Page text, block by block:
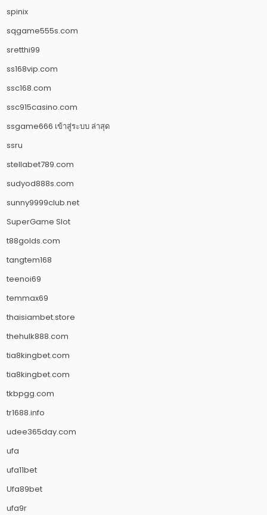
spinix
sqgame555s.com
sretthi99
ss168vip.com
ssc168.com
ssc915casino.com
ssgame666 เข้าสู่ระบบ ล่าสุด
ssru
stellabet789.com
sudyod888s.com
sunny9999club.net
SuperGame Slot
t88golds.com
tangtem168
teenoi69
temmax69
thaisiambet.store
thehulk888.com
tia8kingbet.com
tia8kingbet.com
tkbpgg.com
tr1688.info
udee365day.com
ufa
ufa11bet
Ufa89bet
ufa9r